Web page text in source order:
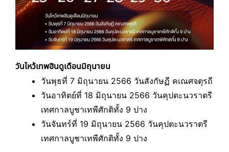
วันไหว้เทพฮินดูเดือนมิถุนายน
วันพุธที่ 7 มิถุนายน 2566 วันสังกัษฏี คเณศจตุรถี
วันอาทิตย์ที่ 18 มิถุนายน 2566 วันคุปตะนวราตรี
เทศกาลบูชาเทพีศักติทั้ง 9 ปาง
วันจันทร์ที่ 19 มิถุนายน 2566 วันคุปตะนวราตรี
เทศกาลบูชาเทพีศักติทั้ง 9 ปาง